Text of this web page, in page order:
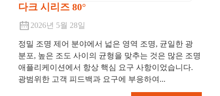
다크 시리즈 80°
2026년 5월 28일
정밀 조명 제어 분야에서 넓은 영역 조명, 균일한 광
분포, 높은 조도 사이의 균형을 맞추는 것은 많은 조명
애플리케이션에서 항상 핵심 요구 사항이었습니다.
광범위한 고객 피드백과 요구에 부응하여...